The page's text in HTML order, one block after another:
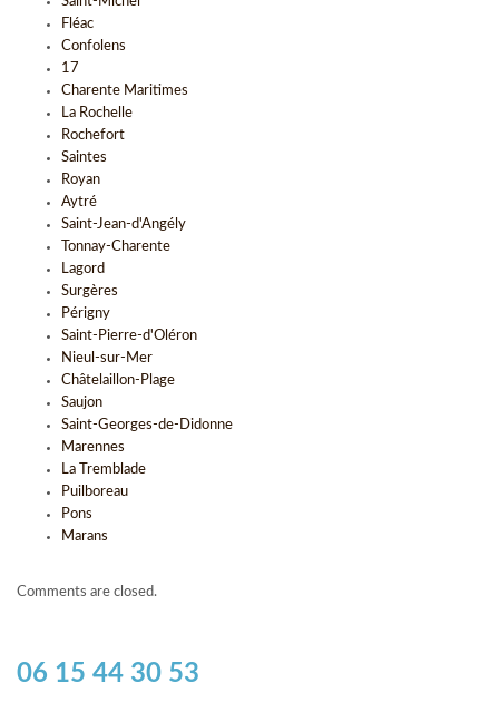
Fléac
Confolens
17
Charente Maritimes
La Rochelle
Rochefort
Saintes
Royan
Aytré
Saint-Jean-d'Angély
Tonnay-Charente
Lagord
Surgères
Périgny
Saint-Pierre-d'Oléron
Nieul-sur-Mer
Châtelaillon-Plage
Saujon
Saint-Georges-de-Didonne
Marennes
La Tremblade
Puilboreau
Pons
Marans
Comments are closed.
06 15 44 30 53